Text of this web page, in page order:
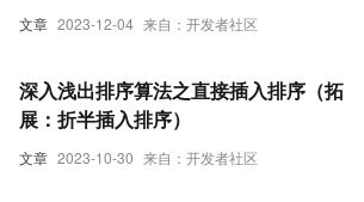
文章 2023-12-04 来自：开发者社区
文章 2023-10-30 来自：开发者社区
深入浅出排序算法之直接插入排序（拓
展：折半插入排序）